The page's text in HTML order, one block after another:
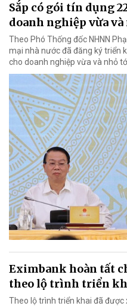
Sắp có gói tín dụng
doanh nghiệp vừa và
Theo Phó Thống đốc NHNN
mại nhà nước đã đăng ký triển
cho doanh nghiệp vừa và nhỏ
Eximbank hoàn tất
theo lộ trình triển
Theo lộ trình triển khai đã